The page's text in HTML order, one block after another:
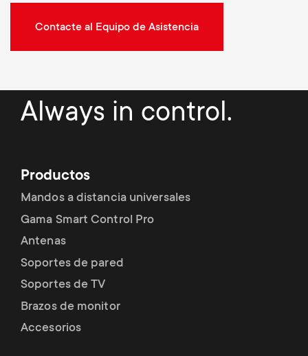
Contacte al Equipo de Asistencia
Always in control.
Productos
Mandos a distancia universales
Gama Smart Control Pro
Antenas
Soportes de pared
Soportes de TV
Brazos de monitor
Accesorios